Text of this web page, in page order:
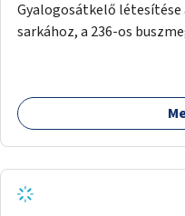
Gyalogosátkelő létesítése
sarkához, a 236-os